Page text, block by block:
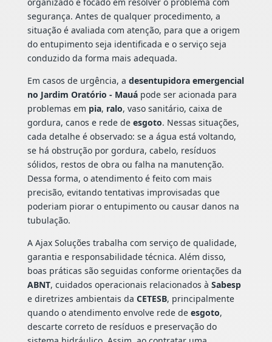
segurança. Antes de qualquer procedimento, a
situação é avaliada com atenção, para que a origem
do entupimento seja identificada e o serviço seja
conduzido da forma mais adequada.
Em casos de urgência, a desentupidora emergencial
no Jardim Oratório - Mauápode ser acionada para
problemas em pia, ralo, vaso sanitário, caixa de
gordura, canos e rede de esgoto. Nessas situações,
cada detalhe é observado: se a água está voltando,
se há obstrução por gordura, cabelo, resíduos
sólidos, restos de obra ou falha na manutenção.
Dessa forma, o atendimento é feito com mais
precisão, evitando tentativas improvisadas que
poderiam piorar o entupimento ou causar danos na
tubulação.
A Ajax Soluções trabalha com serviço de qualidade,
garantia e responsabilidade técnica. Além disso,
boas práticas são seguidas conforme orientações da
ABNT, cuidados operacionais relacionados à Sabesp
e diretrizes ambientais da CETESB, principalmente
quando o atendimento envolve rede de esgoto,
descarte correto de resíduos e preservação do